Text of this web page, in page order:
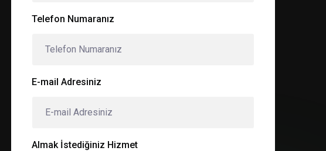
Telefon Numaranız
E-mail Adresiniz
Almak İstediğiniz Hizmet